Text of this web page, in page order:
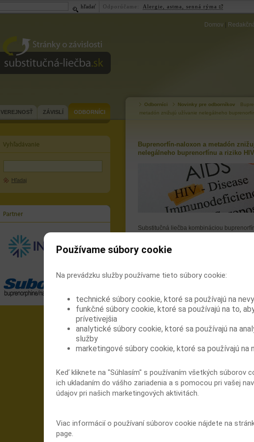
Domov
substitučná-liečba.sk
VEREJNOSŤ ZÁVISLÍ ODBORNÍCI
Hľadaj
Odborníci Novinky pre odborníkov
metadón znižujú užívanie nelegálneho
Buprenorfín-naloxon a metadón
nelegálneho buprenorfínu a riziko HIV
Substitučná liečba kombináciou
injekčne aplikovali nelegálne získaný
zníženiu jeho užívania i užívania iných
Do tejto pilotnej randomizovanej
rokov, ktoré vyhľadali centrum liečby
a uvádzali aplikáciu najmenej 10 injekcií
získaného buprenorfínu v posledných 30
určiť podiel závislých, ktorí akceptujú
liečby na riziko HIV.
Uranti v Tbilisi (Gruzínsko). Hodnotené
opioidov podľa rozboru moču,
rizikové správanie z hľadiska HIV podľa
Battery.
tejto štúdie. Priemerný vek účastníkov bol
hľadať Odporúčame: Alergie, astma, senná rýma
Používame súbory cookie
Na prevádzku služby používame tieto súbory cookie:
technické súbory cookie, ktoré sa používajú na
funkčné súbory cookie, ktoré sa používajú na to,
prívetivejšia
analytické súbory cookie, ktoré sa používajú na
služby
marketingové súbory cookie, ktoré sa používajú
Keď kliknete na "Súhlasím" s používaním všetkých súborov
ich ukladaním do vášho zariadenia a s pomocou pri vašej
údajov pri našich marketingových aktivitách.
Viac informácií o používaní súborov cookie nájdete na
page.